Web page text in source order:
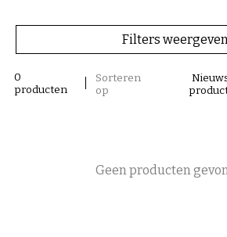
Filters weergeven
0
producten
Sorteren
op
Geen producten